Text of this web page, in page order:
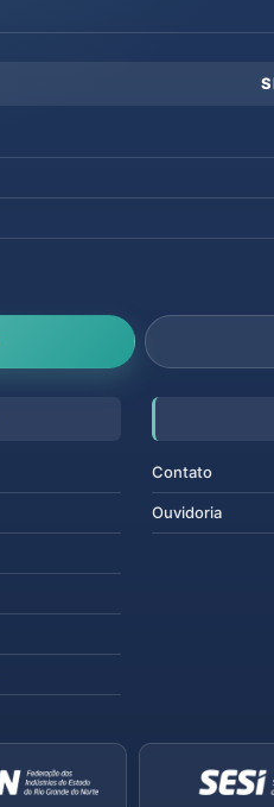
Contato
Ouvidoria